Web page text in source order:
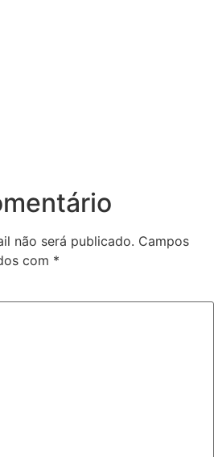
não será publicado. Campos
com *